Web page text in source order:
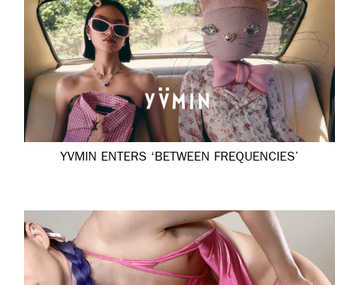
YVMIN ENTERS ‘BETWEEN FREQUENCIES’